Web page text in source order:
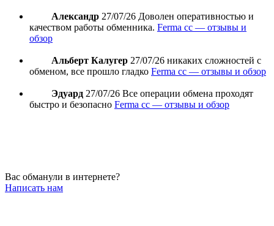
Александр 27/07/26 Доволен оперативностью и
качеством работы обменника. Ferma cc — отзывы и
обзор
Альберт Калугер 27/07/26 никаких сложностей с
обменом, все прошло гладко Ferma cc — отзывы и обзор
Эдуард 27/07/26 Все операции обмена проходят
быстро и безопасно Ferma cc — отзывы и обзор
Вас обманули в интернете?
Написать нам